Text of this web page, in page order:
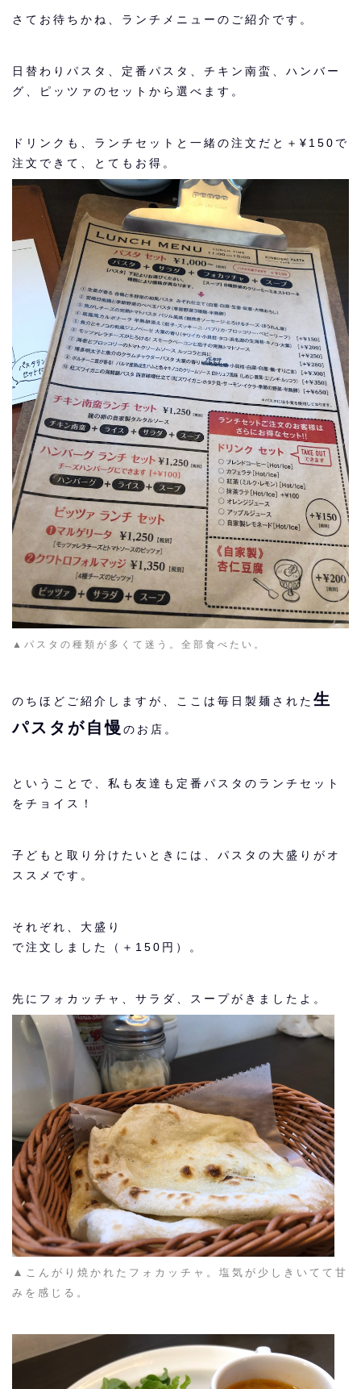
さてお待ちかね、ランチメニューのご紹介です。
日替わりパスタ、定番パスタ、チキン南蛮、ハンバー
グ、ピッツァのセットから選べます。
ドリンクも、ランチセットと一緒の注文だと＋¥150で
注文できて、とてもお得。
▲パスタの種類が多くて迷う。全部食べたい。
のちほどご紹介しますが、ここは毎日製麺された 生
パスタが自慢 のお店。
ということで、私も友達も定番パスタのランチセット
をチョイス！
子どもと取り分けたいときには、 パスタの大盛りがオ
ススメ です。
それぞれ、大盛り
で注文しました（＋150円）。
先にフォカッチャ、サラダ、スープがきましたよ。
▲ こんがり焼かれたフォカッチャ。塩気が少しきいてて甘
みを感じる。